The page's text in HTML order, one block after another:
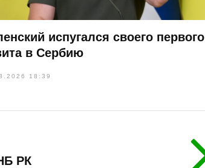
испугался своего первого
в Сербию
18:39
РК